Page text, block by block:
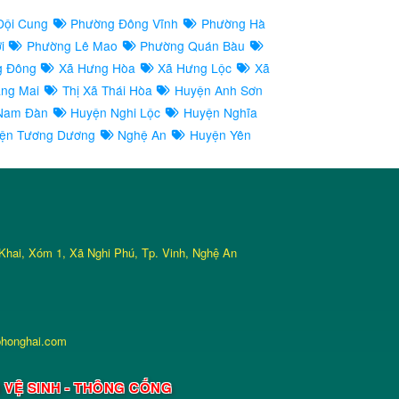
Cung Phường Đông Vĩnh
Phường Hà
Phường Lê Mao
Phường Quán Bàu
Đông
Xã Hưng Hòa Xã Hưng Lộc
Xã
Mai
Thị Xã Thái Hòa
Huyện Anh Sơn
Đàn
Huyện Nghi Lộc
Huyện Nghĩa
Tương Dương
Nghệ An Huyện Yên
Xóm 1, Xã Nghi Phú, Tp. Vinh, Nghệ An
SINH - THÔNG CỐNG